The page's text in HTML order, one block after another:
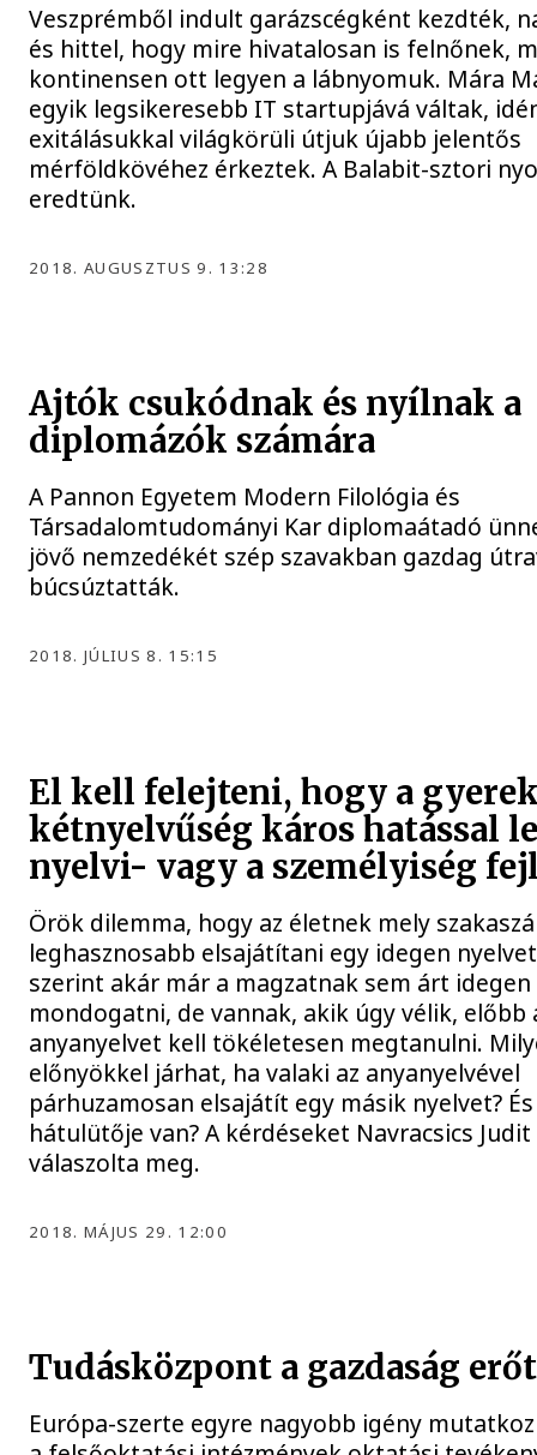
Veszprémből indult garázscégként kezdték,
és hittel, hogy mire hivatalosan is felnőnek,
kontinensen ott legyen a lábnyomuk. Mára
egyik legsikeresebb IT startupjává váltak,
exitálásukkal világkörüli útjuk újabb jelentős
mérföldkövéhez érkeztek. A Balabit-sztori
eredtünk.
2018. AUGUSZTUS 9. 13:28
Ajtók csukódnak és nyílnak a
diplomázók számára
A Pannon Egyetem Modern Filológia és
Társadalomtudományi Kar diplomaátadó
jövő nemzedékét szép szavakban gazdag
búcsúztatták.
2018. JÚLIUS 8. 15:15
El kell felejteni, hogy a
kétnyelvűség káros hatással
nyelvi- vagy a személyiség
Örök dilemma, hogy az életnek mely
leghasznosabb elsajátítani egy idegen
szerint akár már a magzatnak sem árt
mondogatni, de vannak, akik úgy vélik, előbb
anyanyelvet kell tökéletesen megtanulni.
előnyökkel járhat, ha valaki az anyanyelvével
párhuzamosan elsajátít egy másik nyelvet?
hátulütője van? A kérdéseket Navracsics Judit
válaszolta meg.
2018. MÁJUS 29. 12:00
Tudásközpont a gazdaság
Európa-szerte egyre nagyobb igény